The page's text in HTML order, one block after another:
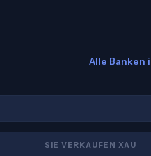
Alle Banken
SIE VERKAUFEN XAU